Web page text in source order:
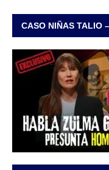
CASO NIÑAS TALIO